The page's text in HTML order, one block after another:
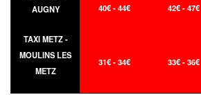
AUGNY
40€ - 44€ 42€ - 47€
TAXI METZ -
MOULINS LES
METZ
31€ - 34€ 33€ - 36€